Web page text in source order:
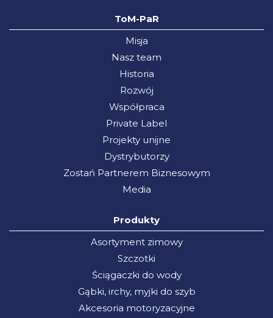
ToM-PaR
Misja
Nasz team
Historia
Rozwój
Współpraca
Private Label
Projekty unijne
Dystrybutorzy
Zostań Partnerem Biznesowym
Media
Produkty
Asortyment zimowy
Szczotki
Ściągaczki do wody
Gąbki, irchy, myjki do szyb
Akcesoria motoryzacyjne